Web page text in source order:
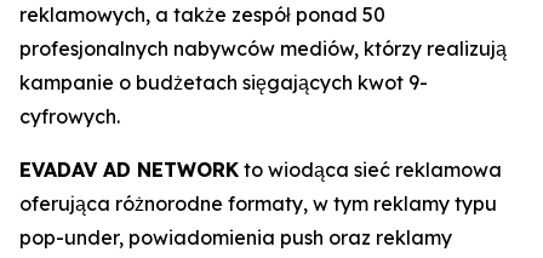
reklamowych, a także zespół ponad 50
profesjonalnych nabywców mediów, którzy realizują
kampanie o budżetach sięgających kwot 9-
cyfrowych.
EVADAV AD NETWORK to wiodąca sieć reklamowa
oferująca różnorodne formaty, w tym reklamy typu
pop-under, powiadomienia push oraz reklamy